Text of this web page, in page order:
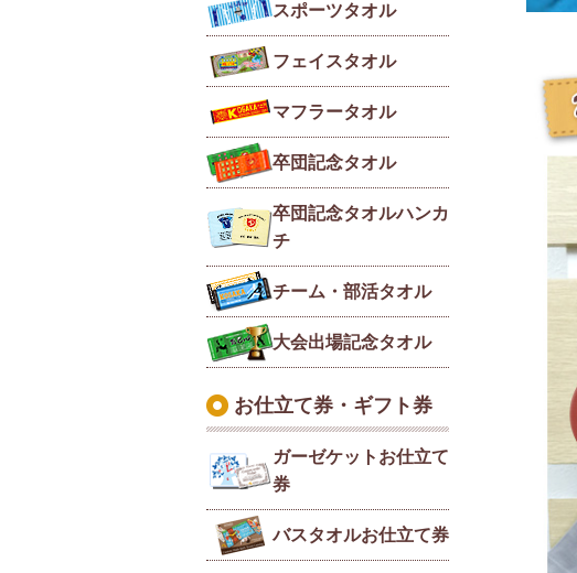
スポーツタオル
フェイスタオル
マフラータオル
卒団記念タオル
卒団記念タオルハンカ
チ
チーム・部活タオル
大会出場記念タオル
お仕立て券・ギフト券
ガーゼケットお仕立て
券
バスタオルお仕立て券